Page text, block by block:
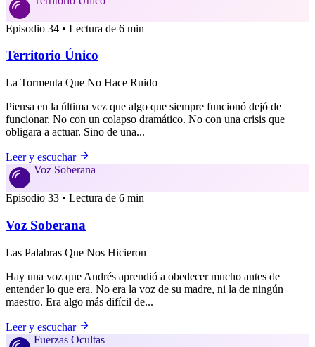
Episodio 34 • Lectura de 6 min
Territorio Único
La Tormenta Que No Hace Ruido
Piensa en la última vez que algo que siempre funcionó dejó de
funcionar. No con un colapso dramático. No con una crisis que
obligara a actuar. Sino de una...
Leer y escuchar
Voz Soberana
Episodio 33 • Lectura de 6 min
Voz Soberana
Las Palabras Que Nos Hicieron
Hay una voz que Andrés aprendió a obedecer mucho antes de
entender lo que era. No era la voz de su madre, ni la de ningún
maestro. Era algo más difícil de...
Leer y escuchar
Fuerzas Ocultas